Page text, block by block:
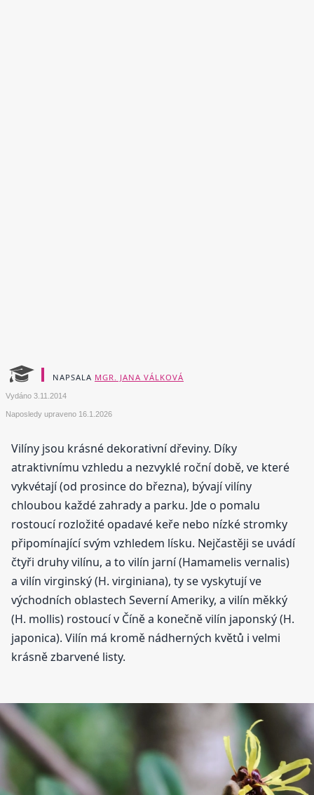
NAPSALA MGR. JANA VÁLKOVÁ
Vydáno 3.11.2014
Naposledy upraveno 16.1.2026
Vilíny jsou krásné dekorativní dřeviny. Díky
atraktivnímu vzhledu a nezvyklé roční době, ve které
vykvétají (od prosince do března), bývají vilíny
chloubou každé zahrady a parku. Jde o pomalu
rostoucí rozložité opadavé keře nebo nízké stromky
připomínající svým vzhledem lísku. Nejčastěji se uvádí
čtyři druhy vilínu, a to vilín jarní (Hamamelis vernalis)
a vilín virginský (H. virginiana), ty se vyskytují ve
východních oblastech Severní Ameriky, a vilín měkký
(H. mollis) rostoucí v Číně a konečně vilín japonský (H.
japonica). Vilín má kromě nádherných květů i velmi
krásně zbarvené listy.